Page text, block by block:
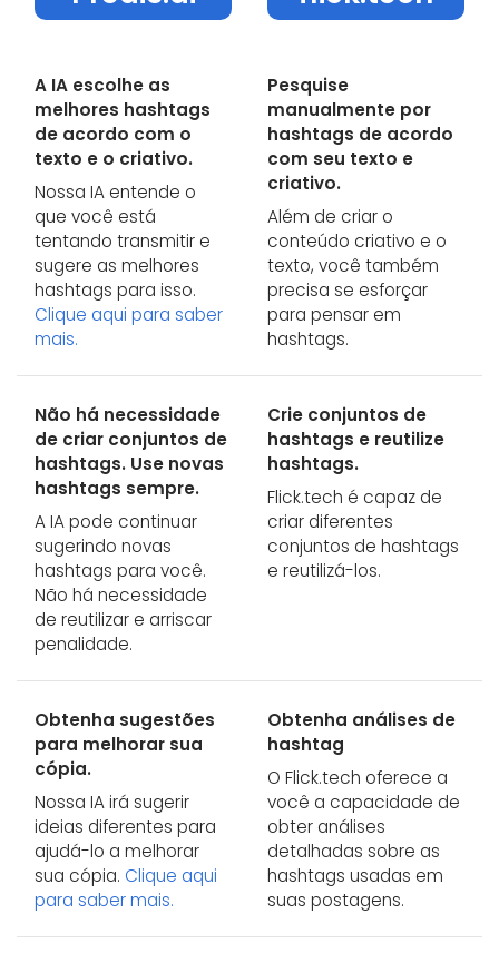
A IA escolhe as
melhores hashtags
de acordo com o
texto e o criativo.
Nossa IA entende o
que você está
tentando transmitir e
sugere as melhores
hashtags para isso.
Clique aqui para saber
mais.
Pesquise
manualmente por
hashtags de acordo
com seu texto e
criativo.
Além de criar o
conteúdo criativo e o
texto, você também
precisa se esforçar
para pensar em
hashtags.
Não há necessidade
de criar conjuntos de
hashtags. Use novas
hashtags sempre.
A IA pode continuar
sugerindo novas
hashtags para você.
Não há necessidade
de reutilizar e arriscar
penalidade.
Crie conjuntos de
hashtags e reutilize
hashtags.
Flick.tech é capaz de
criar diferentes
conjuntos de hashtags
e reutilizá-los.
Obtenha sugestões
para melhorar sua
cópia.
Nossa IA irá sugerir
ideias diferentes para
ajudá-lo a melhorar
sua cópia. Clique aqui
para saber mais.
Obtenha análises de
hashtag
O Flick.tech oferece a
você a capacidade de
obter análises
detalhadas sobre as
hashtags usadas em
suas postagens.